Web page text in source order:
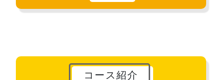
コース紹介